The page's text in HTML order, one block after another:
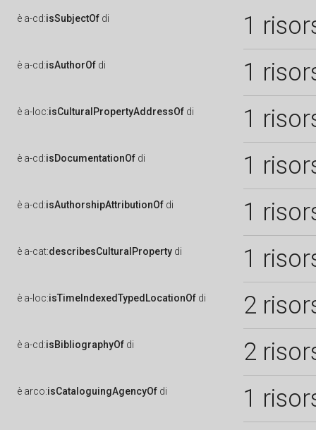
è a-cd:isSubjectOf di 1
è a-cd:isAuthorOf di 1
è a-loc:isCulturalPropertyAddressOf di 1
è a-cd:isDocumentationOf di 1
è a-cd:isAuthorshipAttributionOf di 1
è a-cat:describesCulturalProperty di 1
è a-loc:isTimeIndexedTypedLocationOf di 2
è a-cd:isBibliographyOf di 2
è arco:isCataloguingAgencyOf di 1